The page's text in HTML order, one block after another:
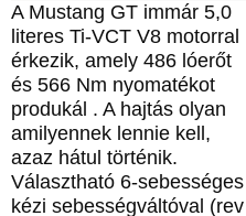
A Mustang GT immár 5,0
literes Ti‑VCT V8 motorral
érkezik, amely 486 lóerőt
és 566 Nm nyomatékot
produkál . A hajtás olyan
amilyennek lennie kell,
azaz hátul történik.
Választható 6‑sebességes
kézi sebességváltóval (rev